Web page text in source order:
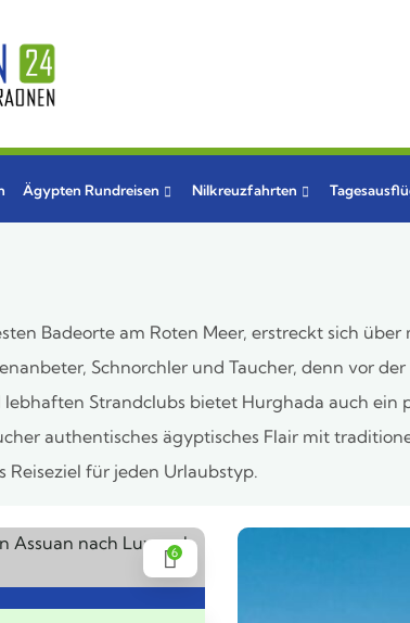
Ägypten Rundreisen Nilkreuzfahrten
Badeorte am Roten Meer, erstreckt sich
Schnorchler und Taucher, denn vor
Strandclubs bietet Hurghada auch
authentisches ägyptisches Flair mit
Reiseziel für jeden Urlaubstyp.
6